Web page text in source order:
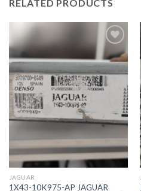
RELATED PRODUCTS
İstek
Listeme
Ekle
JAGUAR
1X43-10K975-AP JAGUAR